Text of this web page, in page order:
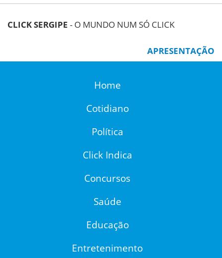
CLICK SERGIPE - O MUNDO NUM SÓ CLICK
APRESENTAÇÃO
Home
Cotidiano
Política
Click Indica
Concursos
Saúde
Educação
Entretenimento